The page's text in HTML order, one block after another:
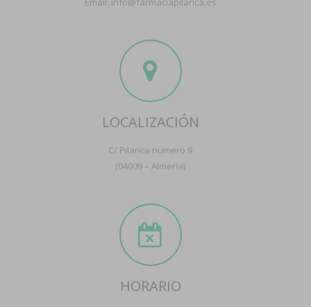
LOCALIZACIÓN
C/ Pilarica numero 9
(04009 – Almería)
HORARIO